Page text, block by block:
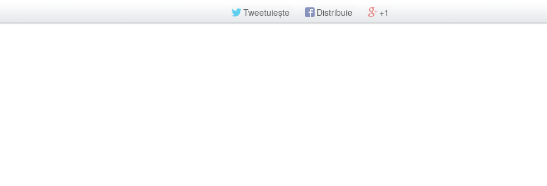
Tweetuiește Distribuie +1